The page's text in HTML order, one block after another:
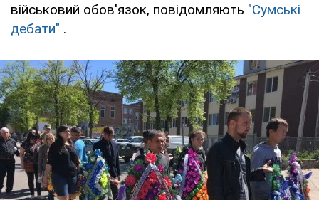
військовий обов'язок, повідомляють "Сумські
дебати" .